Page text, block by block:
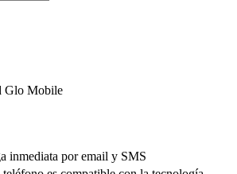
Glo Mobile
inmediata por email y SMS